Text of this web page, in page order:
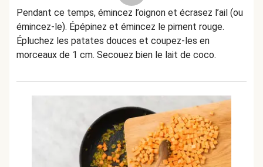
Pendant ce temps, émincez l’oignon et écrasez l’ail (ou
émincez-le). Épépinez et émincez le piment rouge.
Épluchez les patates douces et coupez-les en
morceaux de 1 cm. Secouez bien le lait de coco.